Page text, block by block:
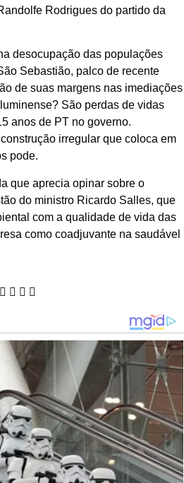
Rodrigues do partido da
desocupação das populações
Sebastião, palco de recente
de suas margens nas imediações
São perdas de vidas
anos de PT no governo.
irregular que coloca em
pode.
que aprecia opinar sobre o
do ministro Ricardo Salles, que
com a qualidade de vida das
como coadjuvante na saudável